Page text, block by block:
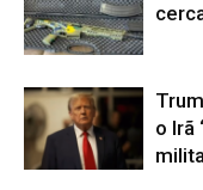
o Irã